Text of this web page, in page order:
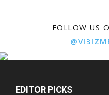
FOLLOW US
EDITOR PICKS